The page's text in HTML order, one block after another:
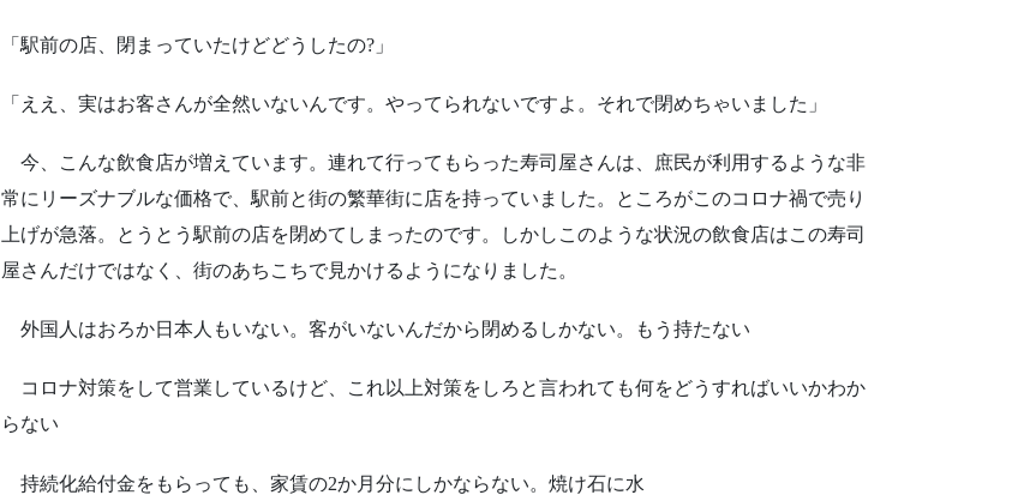
「駅前の店、閉まっていたけどどうしたの?」
「ええ、実はお客さんが全然いないんです。やってられないですよ。それで閉めちゃいました」
今、こんな飲食店が増えています。連れて行ってもらった寿司屋さんは、庶民が利用するような非
常にリーズナブルな価格で、駅前と街の繁華街に店を持っていました。ところがこのコロナ禍で売り
上げが急落。とうとう駅前の店を閉めてしまったのです。しかしこのような状況の飲食店はこの寿司
屋さんだけではなく、街のあちこちで見かけるようになりました。
外国人はおろか日本人もいない。客がいないんだから閉めるしかない。もう持たない
コロナ対策をして営業しているけど、これ以上対策をしろと言われても何をどうすればいいかわか
らない
持続化給付金をもらっても、家賃の2か月分にしかならない。焼け石に水